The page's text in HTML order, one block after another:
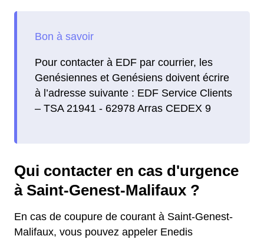
Pour contacter à EDF par courrier, les
Genésiennes et Genésiens doivent écrire
à l’adresse suivante : EDF Service Clients
– TSA 21941 - 62978 Arras CEDEX 9
Qui contacter en cas d'urgence
à Saint-Genest-Malifaux ?
En cas de coupure de courant à Saint-Genest-
Malifaux, vous pouvez appeler Enedis